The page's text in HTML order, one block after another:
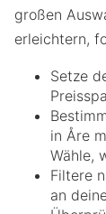
großen
erleichtern,
Setze
in Åre
Wähle,
Filtere
an